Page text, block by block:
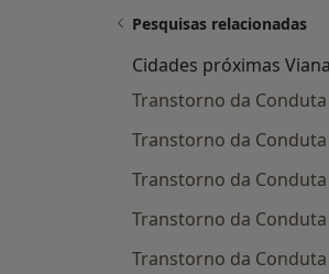
Pesquisas relacionadas
Cidades próximas
Transtorno da
Transtorno da
Transtorno da
Transtorno da
Transtorno da